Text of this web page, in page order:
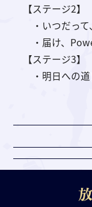
【ステージ2】
・いつだって
・届け、
【ステージ3】
・明日への道